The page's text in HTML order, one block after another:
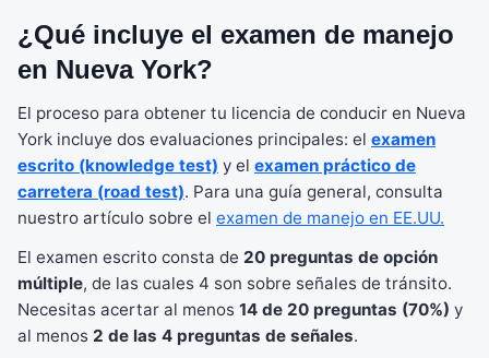
¿Qué incluye el examen de manejo
en Nueva York?
El proceso para obtener tu licencia de conducir en Nueva
York incluye dos evaluaciones principales: el examen
escrito (knowledge test) y el examen práctico de
carretera (road test). Para una guía general, consulta
nuestro artículo sobre el examen de manejo en EE.UU.
El examen escrito consta de 20 preguntas de opción
múltiple, de las cuales 4 son sobre señales de tránsito.
Necesitas acertar al menos 14 de 20 preguntas (70%) y
al menos 2 de las 4 preguntas de señales.